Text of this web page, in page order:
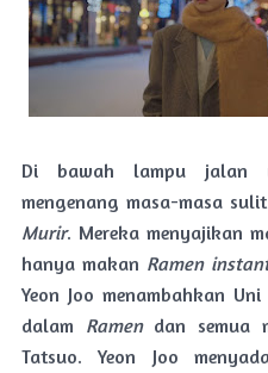
Di bawah lampu jalan
mengenang masa-masa
Murir. Mereka menyajikan
hanya makan Ramen
Yeon Joo menambahkan
dalam Ramendan semua
Tatsuo. Yeon Joo